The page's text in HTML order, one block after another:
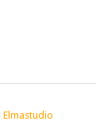
Elmastudio